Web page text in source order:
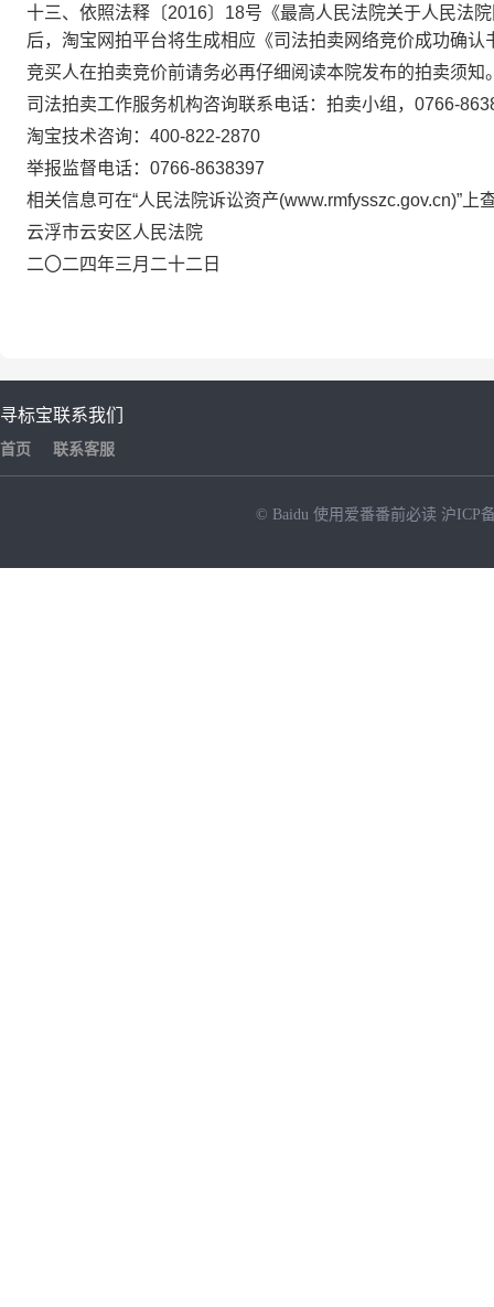
十三、依照法释〔2016〕18号《最高人民法院关于人民法
后，淘宝网拍平台将生成相应《司法拍卖网络竞价成功确
竞买人在拍卖竞价前请务必再仔细阅读本院发布的拍卖须
司法拍卖工作服务机构咨询联系电话：拍卖小组， 0766-
淘宝技术咨询： 400-822-2870
举报监督电话： 0766-8638397
相关信息可在“人民法院诉讼资产(www.rmfysszc.gov.cn)”上
云浮市云安区人民法院
二〇二四年三 月 二十二 日
寻标宝
首页
联系我们
联系客服
© Baidu 使用爱番番前必读 沪ICP